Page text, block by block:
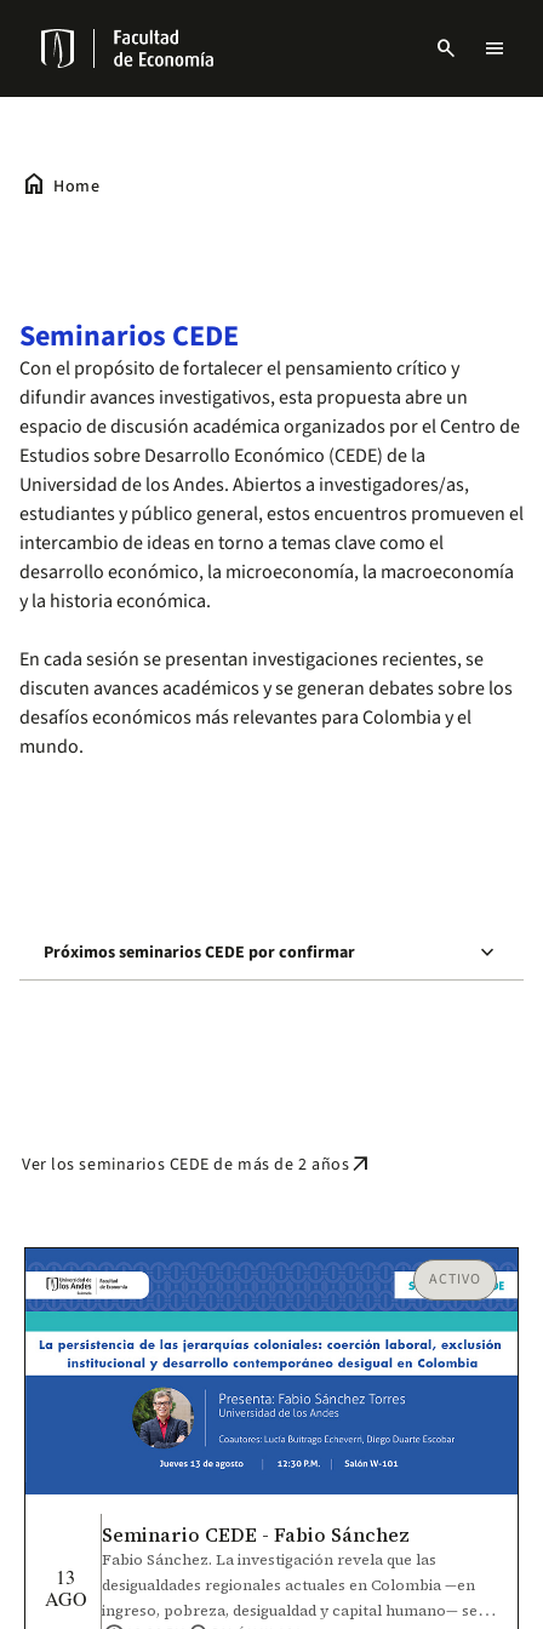
Navbar
search menu
home Home
Seminarios CEDE
Con el propósito de fortalecer el pensamiento crítico y
difundir avances investigativos, esta propuesta abre un
espacio de discusión académica organizados por el Centro de
Estudios sobre Desarrollo Económico (CEDE) de la
Universidad de los Andes. Abiertos a investigadores/as,
estudiantes y público general, estos encuentros promueven el
intercambio de ideas en torno a temas clave como el
desarrollo económico, la microeconomía, la macroeconomía
y la historia económica.
En cada sesión se presentan investigaciones recientes, se
discuten avances académicos y se generan debates sobre los
desafíos económicos más relevantes para Colombia y el
mundo.
Próximos seminarios CEDE por confirmar keyboard_arrow_down
Ver los seminarios CEDE de más de 2 añosarrow_outward
ACTIVO
13
AGO
Seminario CEDE - Fabio Sánchez
Fabio Sánchez. La investigación revela que las
desigualdades regionales actuales en Colombia —en
ingreso, pobreza, desigualdad y capital humano— se